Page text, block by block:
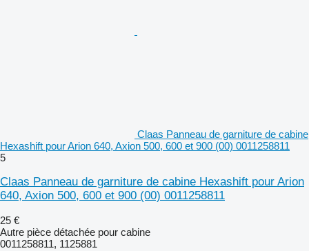
Claas Panneau de garniture de cabine
Hexashift pour Arion 640, Axion 500, 600 et 900 (00) 0011258811
5
Claas Panneau de garniture de cabine Hexashift pour Arion
640, Axion 500, 600 et 900 (00) 0011258811
25 €
Autre pièce détachée pour cabine
0011258811, 1125881